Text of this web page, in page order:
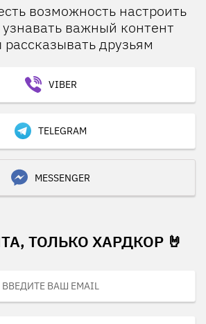
возможность настроить
узнавать важный контент
друзьям
VIBER
TELEGRAM
MESSENGER
ТОЛЬКО ХАРДКОР 🤘